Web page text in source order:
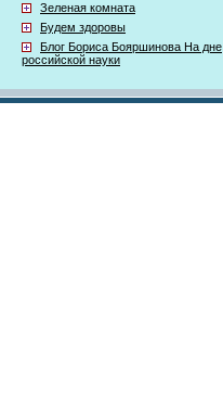
Зеленая комната
Будем здоровы
Блог Бориса Бояршинова На дне
российской науки